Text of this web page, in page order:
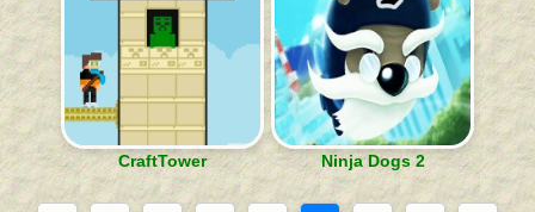
CraftTower Ninja Dogs 2